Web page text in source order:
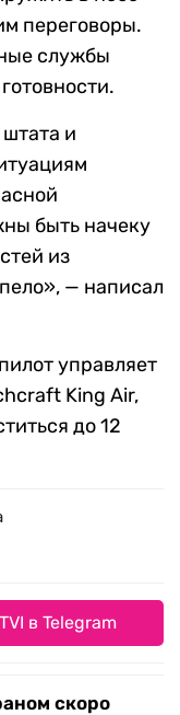
переговоры.
службы
и
быть начеку
из
— написал
управляет
King Air,
до 12
в Telegram
скоро